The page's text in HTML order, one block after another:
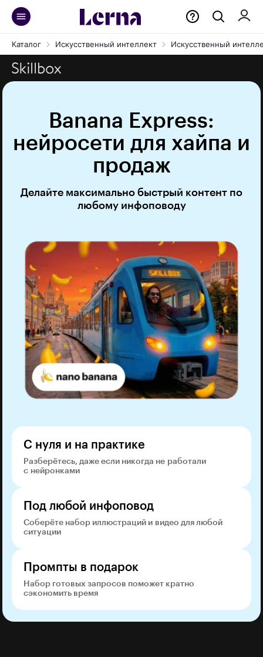
Каталог Искусственный интеллект Искусственный
Banana Express:
нейросети для хайпа и
продаж
Делайте максимально быстрый контент по
любому инфоповоду
С нуля и на практике
Разберётесь, даже если никогда не работали
с нейронками
Под любой инфоповод
Соберёте набор иллюстраций и видео для любой
ситуации
Промпты в подарок
Набор готовых запросов поможет кратно
сэкономить время